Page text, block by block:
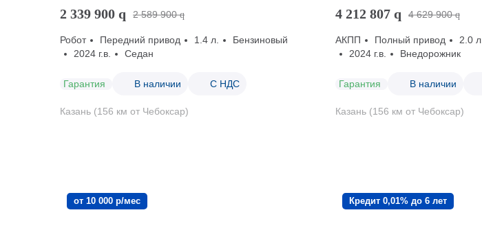
2 339 900 q 2 589 900 q
Робот Передний привод 1.4 л.
Бензиновый
2024 г.в.
Седан
Гарантия В наличии С НДС
Казань (156 км от Чебоксар)
4 212 807 q 4 629 900 q
АКПП Полный привод 2.0 л.
2024 г.в.
Внедорожник
Гарантия В наличии
Казань (156 км от Чебоксар)
от 10 000 р/мес Кредит 0,01% до 6 лет